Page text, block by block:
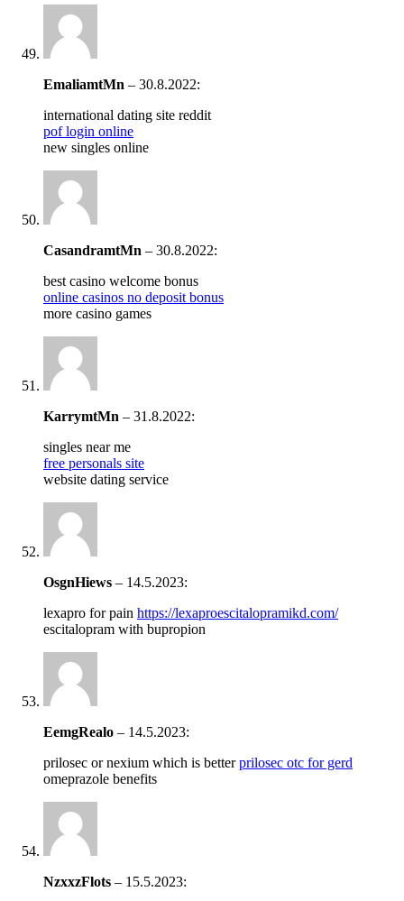
EmaliamtMn – 30.8.2022:
international dating site reddit
pof login online
new singles online
CasandramtMn – 30.8.2022:
best casino welcome bonus
online casinos no deposit bonus
more casino games
KarrymtMn – 31.8.2022:
singles near me
free personals site
website dating service
OsgnHiews – 14.5.2023:
lexapro for pain https://lexaproescitalopramikd.com/
escitalopram with bupropion
EemgRealo – 14.5.2023:
prilosec or nexium which is betterprilosec otc for gerd
omeprazole benefits
NzxxzFlots – 15.5.2023: